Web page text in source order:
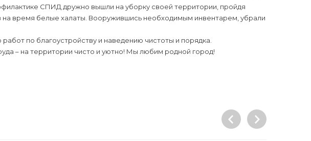
СПИД дружно вышли на уборку своей территории, пройдя
на время белые халаты. Вооружившись необходимым инвентарем, убрали
по благоустройству и наведению чистоты и порядка.
– на территории чисто и уютно! Мы любим родной город!